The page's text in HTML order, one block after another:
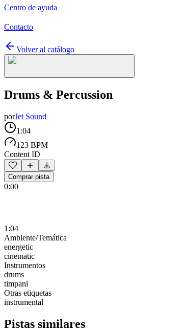
Centro de ayuda
Contacto
Volver al catálogo
Drums & Percussion
porJet Sound
1:04
123 BPM
Content ID
Comprar pista
0:00
1:04
Ambiente/Temática
energetic
cinematic
Instrumentos
drums
timpani
Otras etiquetas
instrumental
Pistas similares